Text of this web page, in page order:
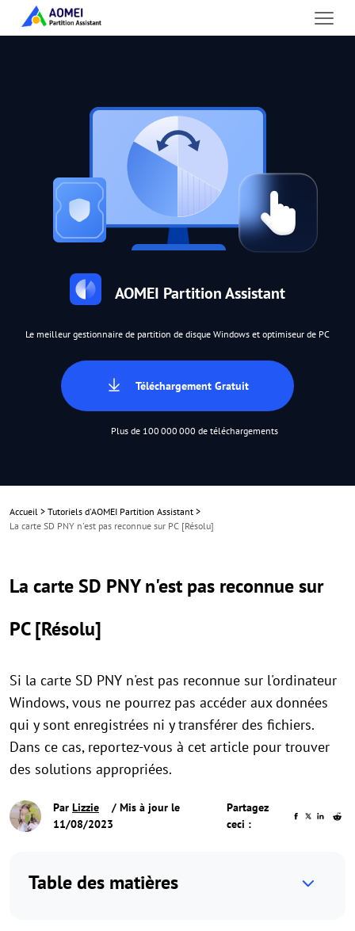
AOMEI Partition Assistant
Le meilleur gestionnaire de partition de disque Windows et optimiseur de PC
Téléchargement Gratuit
Plus de 100 000 000 de téléchargements
Accueil > Tutoriels d'AOMEI Partition Assistant >
La carte SD PNY n'est pas reconnue sur PC [Résolu]
La carte SD PNY n'est pas reconnue sur
PC [Résolu]
Si la carte SD PNY n'est pas reconnue sur l'ordinateur
Windows, vous ne pourrez pas accéder aux données
qui y sont enregistrées ni y transférer des fichiers.
Dans ce cas, reportez-vous à cet article pour trouver
des solutions appropriées.
Par Lizzie
/ Mis à jour le
11/08/2023
Partagez
ceci :
Table des matières